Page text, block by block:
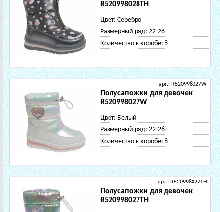
R520998028TH
Цвет: Серебро
Размерный ряд: 22-26
Количество в коробе: 8
арт.: R520998027W
Полусапожки для девочек
R520998027W
Цвет: Белый
Размерный ряд: 22-26
Количество в коробе: 8
арт.: R520998027TH
Полусапожки для девочек
R520998027TH